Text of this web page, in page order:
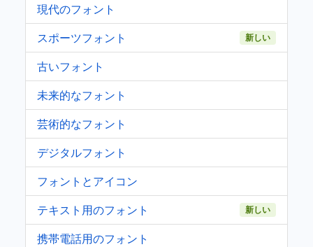
現代のフォント
スポーツフォント
新しい
古いフォント
未来的なフォント
芸術的なフォント
デジタルフォント
フォントとアイコン
テキスト用のフォント
新しい
携帯電話用のフォント